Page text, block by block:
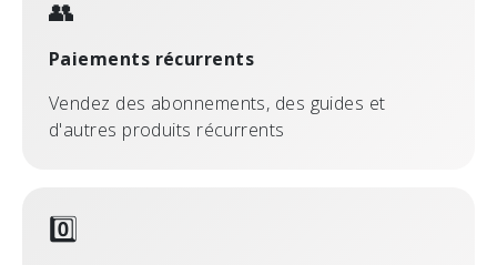
👥
Paiements récurrents
Vendez des abonnements, des guides et
d'autres produits récurrents
0️⃣